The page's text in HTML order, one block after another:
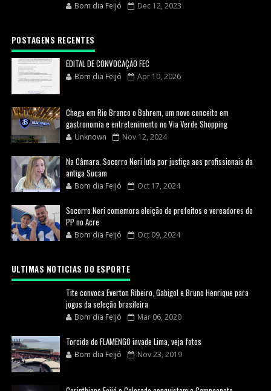
Bom dia Feijó Dec 12, 2023
POSTAGENS RECENTES
EDITAL DE CONVOCAÇÃO FEC
Bom dia Feijó Apr 10, 2026
Chega em Rio Branco o Bahrem, um novo conceito em
gastronomia e entretenimento no Via Verde Shopping
Unknown Nov 12, 2024
Na Câmara, Socorro Neri luta por justiça aos profissionais da
antiga Sucam
Bom dia Feijó Oct 17, 2024
Socorro Neri comemora eleição de prefeitos e vereadores do
PP no Acre
Bom dia Feijó Oct 09, 2024
ULTIMAS NOTICIAS DO ESPORTE
Tite convoca Everton Ribeiro, Gabigol e Bruno Henrique para
jogos da seleção brasileira
Bom dia Feijó Mar 06, 2020
Torcida do FLAMENGO invade Lima, veja fotos
Bom dia Feijó Nov 23, 2019